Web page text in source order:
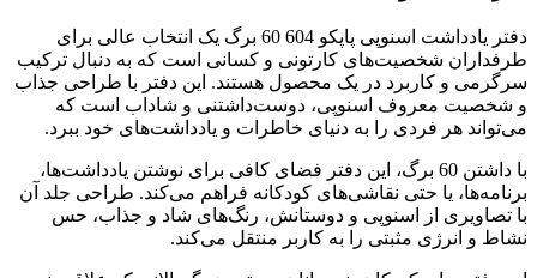
دفتر یادداشت اسنوپی پاپکو 604 60 برگ یک انتخاب عالی برای
طرفداران شخصیت‌های کارتونی و کسانی است که به دنبال ترکیب
سرگرمی و کاربرد در یک محصول هستند. این دفتر با طراحی جذاب
و شخصیت معروف اسنوپی، دوست‌داشتنی و شاداب است که
می‌تواند هر فردی را به دنیای خاطرات و یادداشت‌های خود ببرد.
با داشتن 60 برگ، این دفتر فضای کافی برای نوشتن یادداشت‌ها،
برنامه‌ها، یا حتی نقاشی‌های کودکانه فراهم می‌کند. طراحی جلد آن
با تصاویری از اسنوپی و دوستانش، رنگ‌های شاد و جذاب، حس
نشاط و انرژی مثبتی را به کاربر منتقل می‌کند.